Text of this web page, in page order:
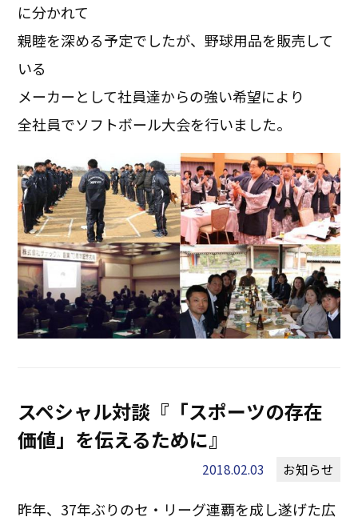
に分かれて
親睦を深める予定でしたが、野球用品を販売して
いる
メーカーとして社員達からの強い希望により
全社員でソフトボール大会を行いました。
スペシャル対談『「スポーツの存在
価値」を伝えるために』
2018.02.03 お知らせ
昨年、37年ぶりのセ・リーグ連覇を成し遂げた広